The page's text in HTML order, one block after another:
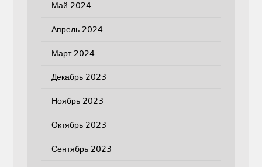
Май 2024
Апрель 2024
Март 2024
Декабрь 2023
Ноябрь 2023
Октябрь 2023
Сентябрь 2023